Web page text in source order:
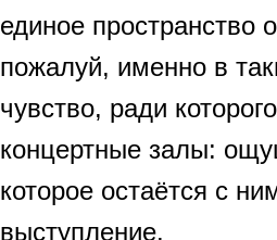
единое пространство
пожалуй, именно в
чувство, ради
концертные залы:
которое остаётся с
выступление.